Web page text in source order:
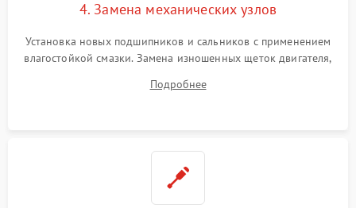
4. Замена механических узлов
Установка новых подшипников и сальников с применением
влагостойкой смазки. Замена изношенных щеток двигателя,
или поврежденной резиновой манжеты.
Подробнее